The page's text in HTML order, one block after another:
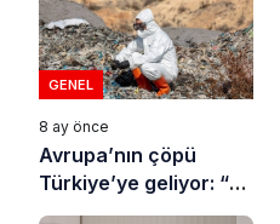
adamların önüne gelip
ifade vermez”
GENEL
8 ay önce
Avrupa’nın çöpü
Türkiye’ye geliyor: “10
yılda on milyonlarca